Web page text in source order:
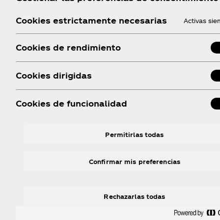
Topo Chico Música
Music lover! Esta sección es para ti. Conoce
bandas mexicanas que sin duda te harán bailar.
Cookies estrictamente necesarias Activas
Cookies de rendimiento
Cookies dirigidas
Cookies de funcionalidad
Permitirlas todas
Rechazarlas todas
Confirmar mis preferencias